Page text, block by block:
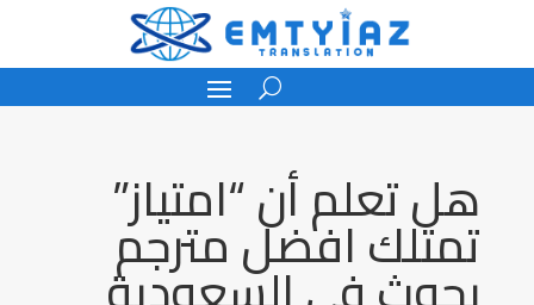
هل تعلم أن “امتياز”
تمتلك افضل مترجم